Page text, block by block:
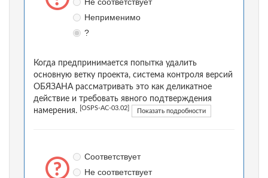
Не соответствует
Неприменимо
?
Когда предпринимается попытка удалить
основную ветку проекта, система контроля версий
ОБЯЗАНА рассматривать это как деликатное
действие и требовать явного подтверждения
намерения.
[OSPS-AC-03.02] Показать подробности
Соответствует
Не соответствует